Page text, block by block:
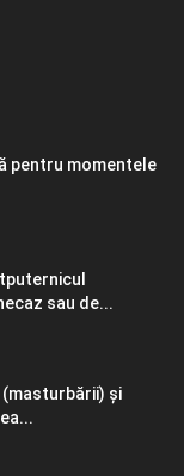
pentru momentele
sau de...
(masturbării) şi